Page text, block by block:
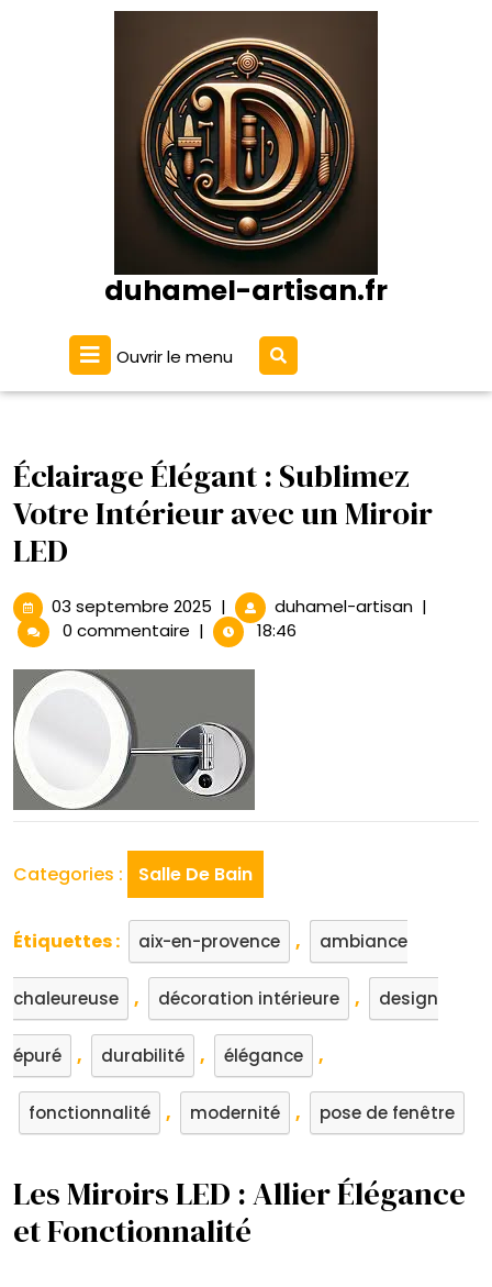
duhamel-artisan.fr
Ouvrir le menu Ouvrir
le
menu
Éclairage Élégant : Sublimez
Votre Intérieur avec un Miroir
LED
03 septembre 2025 03
septembre
2025
| duhamel-artisanÉclairage
LED
|
0 commentaire | 18:46
Categories : Salle De Bain
Étiquettes : aix-en-provence , ambiance
chaleureuse , décoration intérieure , design
épuré , durabilité , élégance ,
fonctionnalité , modernité , pose de fenêtre
Les Miroirs LED : Allier Élégance
et Fonctionnalité